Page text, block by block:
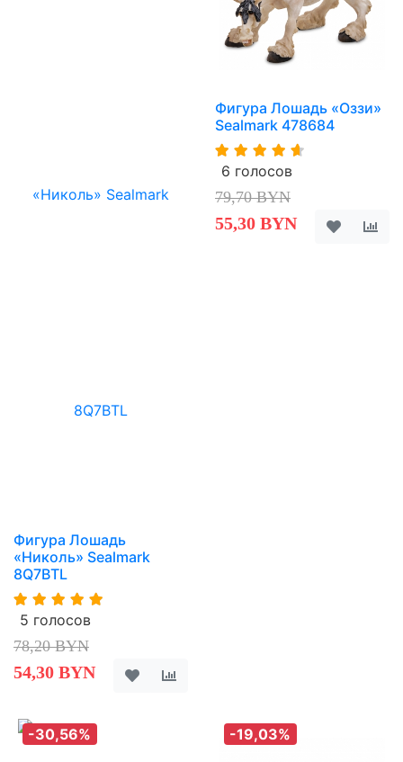
Фигура Лошадь
«Николь» Sealmark
8Q7BTL
5 голосов
78,20 BYN
54,30 BYN
Фигура Лошадь «Оззи»
Sealmark 478684
6 голосов
79,70 BYN
55,30 BYN
-30,56% -19,03%